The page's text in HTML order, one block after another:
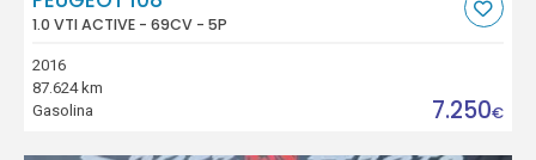
1.0 VTI ACTIVE - 69CV - 5P
2016
87.624 km
Gasolina
7.250€